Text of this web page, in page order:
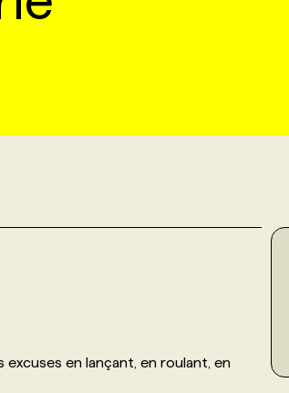
excuses en lançant, en roulant, en